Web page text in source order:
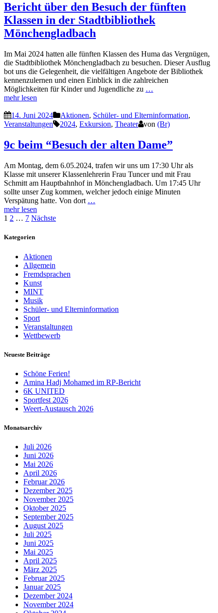
Bericht über den Besuch der fünften
Klassen in der Stadtbibliothek
Mönchengladbach
Im Mai 2024 hatten alle fünften Klassen des Huma das Vergnügen,
die Stadtbibliothek Mönchengladbach zu besuchen. Dieser Ausflug
bot uns die Gelegenheit, die vielfältigen Angebote der Bibliothek
kennenzulernen und einen Einblick in die zahlreichen
Möglichkeiten für Kinder und Jugendliche zu …
mehr lesen
14. Juni 2024 Aktionen, Schüler- und Elterninformation,
Veranstaltungen
2024, Exkursion, Theater von (Br)
9c beim “Besuch der alten Dame”
Am Montag, dem 6.05.2024, trafen wir uns um 17:30 Uhr als
Klasse mit unserer Klassenlehrerin Frau Tuncer und mit Frau
Schmitt am Hauptbahnhof in Mönchengladbach. Um 17:45 Uhr
sollte unser Zug kommen, welcher jedoch einige Minuten
Verspätung hatte. Von dort …
mehr lesen
Seitennummerierung
der
1 2 … 7 Nächste
Kategorien
Aktionen
Allgemein
Fremdsprachen
Kunst
MINT
Musik
Schüler- und Elterninformation
Sport
Veranstaltungen
Wettbewerb
Neueste Beiträge
Schöne Ferien!
Amina Hadj Mohamed im RP-Bericht
6K UNITED
Sportfest 2026
Weert-Austausch 2026
Monatsarchiv
Juli 2026
Juni 2026
Mai 2026
April 2026
Februar 2026
Dezember 2025
November 2025
Oktober 2025
September 2025
August 2025
Juli 2025
Juni 2025
Mai 2025
April 2025
März 2025
Februar 2025
Januar 2025
Dezember 2024
November 2024